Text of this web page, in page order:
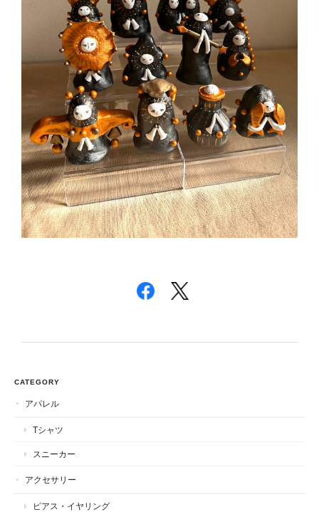
CATEGORY
アパレル
Tシャツ
スニーカー
アクセサリー
ピアス・イヤリング